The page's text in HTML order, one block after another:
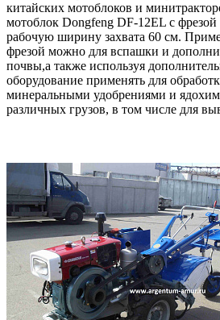
китайских мотоблоков и
мотоблок Dongfeng DF-12EL с
рабочую ширину захвата 60 см.
фрезой можно для вспашки и
почвы,а также используя
оборудование применять для
минеральными удобрениями и
различных грузов, в том числе для